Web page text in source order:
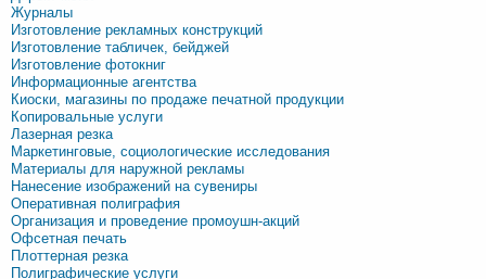
Журналы
Изготовление рекламных конструкций
Изготовление табличек, бейджей
Изготовление фотокниг
Информационные агентства
Киоски, магазины по продаже печатной продукции
Копировальные услуги
Лазерная резка
Маркетинговые, социологические исследования
Материалы для наружной рекламы
Нанесение изображений на сувениры
Оперативная полиграфия
Организация и проведение промоушн-акций
Офсетная печать
Плоттерная резка
Полиграфические услуги